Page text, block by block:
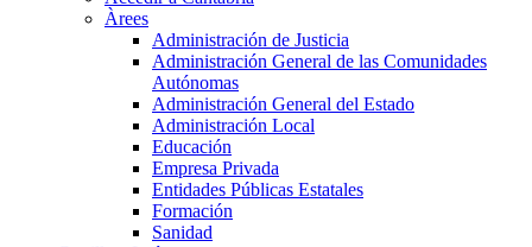
Àrees
Administración de Justicia
Administración General de las Comunidades
Autónomas
Administración General del Estado
Administración Local
Educación
Empresa Privada
Entidades Públicas Estatales
Formación
Sanidad